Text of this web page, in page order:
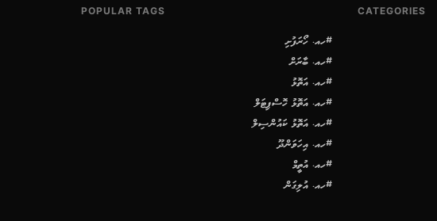
CATEGORIES
POPULAR TAGS
#ހއ. ހޯރަފުށި
#ހއ. ބާރަށް
#ހއ. އަތޮޅު
#ހއ. އަތޮޅު ހޮސްޕިޓަލް
#ހއ. އަތޮޅު ކައުންސިލް
#ހއ. އިހަވަންދޫ
#ހއ. އުތީމް
#ހއ. އުލިގަން